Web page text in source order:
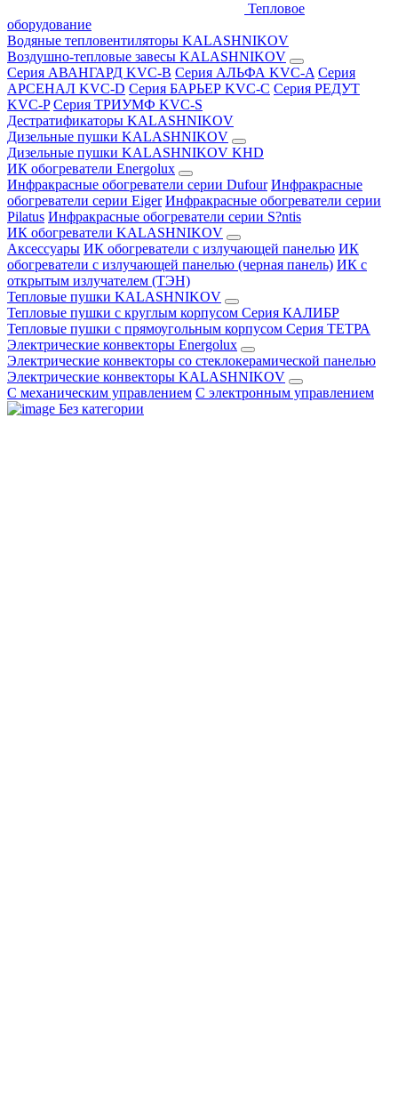
Тепловое
оборудование
Водяные тепловентиляторы KALASHNIKOV
Воздушно-тепловые завесы KALASHNIKOV
Серия АВАНГАРД KVC-B Серия АЛЬФА KVC-A Серия
АРСЕНАЛ KVC-D Серия БАРЬЕР KVC-C Серия РЕДУТ
KVC-P Серия ТРИУМФ KVC-S
Дестратификаторы KALASHNIKOV
Дизельные пушки KALASHNIKOV
Дизельные пушки KALASHNIKOV KHD
ИК обогреватели Energolux
Инфракрасные обогреватели серии Dufour Инфракрасные
обогреватели серии Eiger Инфракрасные обогреватели серии
Pilatus Инфракрасные обогреватели серии S?ntis
ИК обогреватели KALASHNIKOV
Аксессуары ИК обогреватели с излучающей панелью ИК
обогреватели с излучающей панелью (черная панель) ИК с
открытым излучателем (ТЭН)
Тепловые пушки KALASHNIKOV
Тепловые пушки с круглым корпусом Серия КАЛИБР
Тепловые пушки с прямоугольным корпусом Серия ТЕТРА
Электрические конвекторы Energolux
Электрические конвекторы со стеклокерамической панелью
Электрические конвекторы KALASHNIKOV
С механическим управлением С электронным управлением
Без категории